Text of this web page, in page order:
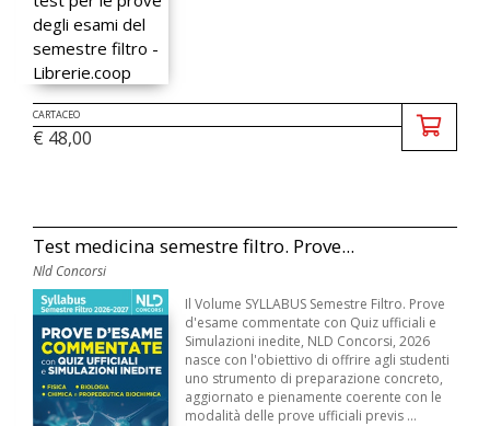
CARTACEO
€ 48,00
Test medicina semestre filtro. Prove...
Nld Concorsi
Il Volume SYLLABUS Semestre Filtro. Prove
d'esame commentate con Quiz ufficiali e
Simulazioni inedite, NLD Concorsi, 2026
nasce con l'obiettivo di offrire agli studenti
uno strumento di preparazione concreto,
aggiornato e pienamente coerente con le
modalità delle prove ufficiali previs ...